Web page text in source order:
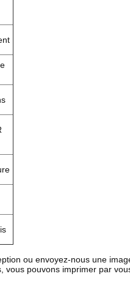
ou envoyez-nous une
pouvons imprimer par